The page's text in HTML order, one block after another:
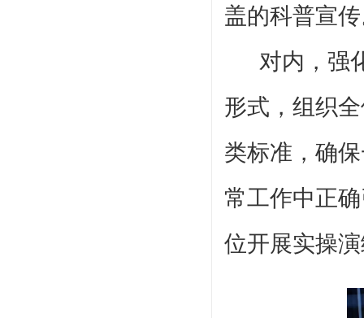
盖的科普宣
对内，强
形式，组织
类标准，确
常工作中正
位开展实操